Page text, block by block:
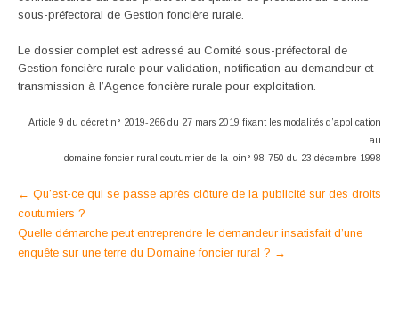
sous-préfectoral de Gestion foncière rurale.
Le dossier complet est adressé au Comité sous-préfectoral de
Gestion foncière rurale pour validation, notification au demandeur et
transmission à l’Agence foncière rurale pour exploitation.
Article 9 du décret n° 2019-266 du 27 mars 2019 fixant les modalités d’application
au
domaine foncier rural coutumier de la loin° 98-750 du 23 décembre 1998
Post
navigation
← Qu’est-ce qui se passe après clôture de la publicité sur des droits
coutumiers ?
Quelle démarche peut entreprendre le demandeur insatisfait d’une
enquête sur une terre du Domaine foncier rural ? →